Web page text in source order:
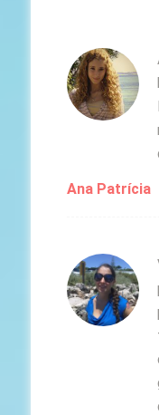
Ana Patrícia